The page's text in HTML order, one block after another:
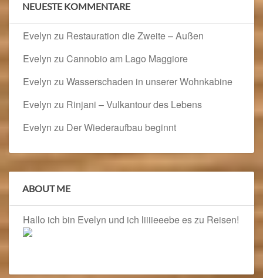
NEUESTE KOMMENTARE
Evelyn zu Restauration die Zweite – Außen
Evelyn zu Cannobio am Lago Maggiore
Evelyn zu Wasserschaden in unserer Wohnkabine
Evelyn zu Rinjani – Vulkantour des Lebens
Evelyn zu Der Wiederaufbau beginnt
ABOUT ME
Hallo ich bin Evelyn und ich liiiieeebe es zu Reisen!